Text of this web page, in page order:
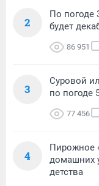
2
По погоде
будет
86 951
3
Суровой
по погоде
77 456
4
Пирожное
домашних
детства